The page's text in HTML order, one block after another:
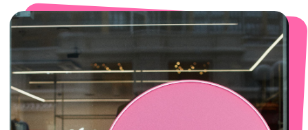
+7 (922) 030-63-11